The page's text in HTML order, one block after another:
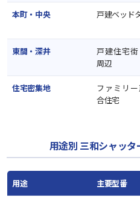
本町・中央 戸建ベッド
東間・深井
戸建住宅
周辺
住宅密集地
ファミリ
合住宅
用途別 三和シャッ
用途 主要型番